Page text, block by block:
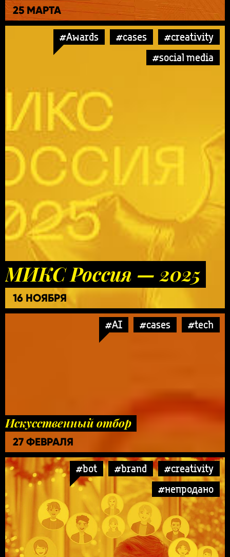
25 МАРТА
#Awards #cases
#creativity
#social media
МИКС Россия — 2025
16 НОЯБРЯ
#AI #cases #tech
Искусственный отбор
27 ФЕВРАЛЯ
#bot #brand
#creativity
#непродано